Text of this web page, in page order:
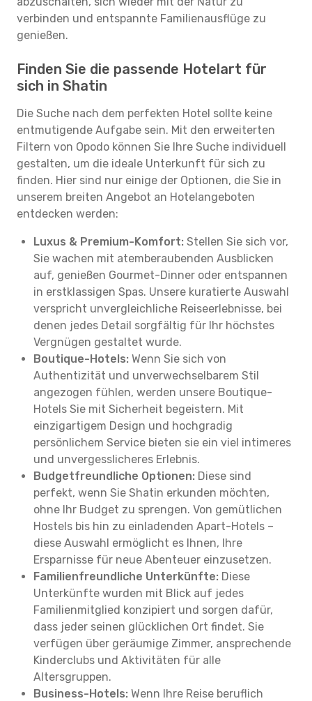
verbinden und entspannte Familienausflüge zu
genießen.
Finden Sie die passende Hotelart für
sich in Shatin
Die Suche nach dem perfekten Hotel sollte keine
entmutigende Aufgabe sein. Mit den erweiterten
Filtern von Opodo können Sie Ihre Suche individuell
gestalten, um die ideale Unterkunft für sich zu
finden. Hier sind nur einige der Optionen, die Sie in
unserem breiten Angebot an Hotelangeboten
entdecken werden:
Luxus & Premium-Komfort: Stellen Sie sich vor,
Sie wachen mit atemberaubenden Ausblicken
auf, genießen Gourmet-Dinner oder entspannen
in erstklassigen Spas. Unsere kuratierte Auswahl
verspricht unvergleichliche Reiseerlebnisse, bei
denen jedes Detail sorgfältig für Ihr höchstes
Vergnügen gestaltet wurde.
Boutique-Hotels: Wenn Sie sich von
Authentizität und unverwechselbarem Stil
angezogen fühlen, werden unsere Boutique-
Hotels Sie mit Sicherheit begeistern. Mit
einzigartigem Design und hochgradig
persönlichem Service bieten sie ein viel intimeres
und unvergesslicheres Erlebnis.
Budgetfreundliche Optionen: Diese sind
perfekt, wenn Sie Shatin erkunden möchten,
ohne Ihr Budget zu sprengen. Von gemütlichen
Hostels bis hin zu einladenden Apart-Hotels –
diese Auswahl ermöglicht es Ihnen, Ihre
Ersparnisse für neue Abenteuer einzusetzen.
Familienfreundliche Unterkünfte: Diese
Unterkünfte wurden mit Blick auf jedes
Familienmitglied konzipiert und sorgen dafür,
dass jeder seinen glücklichen Ort findet. Sie
verfügen über geräumige Zimmer, ansprechende
Kinderclubs und Aktivitäten für alle
Altersgruppen.
Business-Hotels: Wenn Ihre Reise beruflich